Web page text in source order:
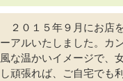
２０１５年９月にお店
ーアルいたしました。カ
風な温かいイメージで、
し頑張れば、ご自宅でも